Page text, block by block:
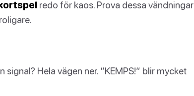
redo för kaos. Prova dessa vändningar
Hela vägen ner. “KEMPS!” blir mycket